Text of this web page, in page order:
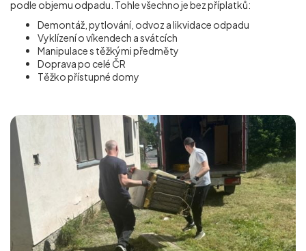
podle objemu odpadu. Tohle všechno je bez příplatků:
Demontáž, pytlování, odvoz a likvidace odpadu
Vyklízení o víkendech a svátcích
Manipulace s těžkými předměty
Doprava po celé ČR
Těžko přístupné domy